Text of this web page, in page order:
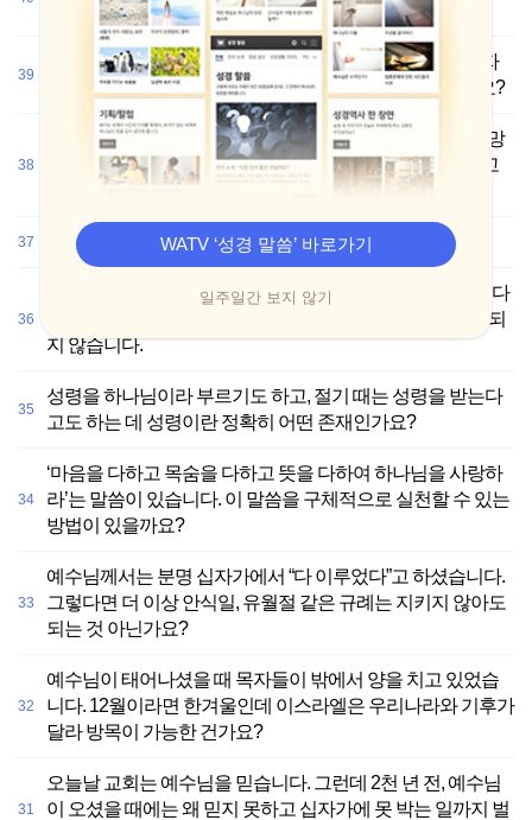
WATV ‘성경 말씀’ 바로가기
일주일간 보지 않기
다. 복음이란 무엇인가요?
39
구약성경에는 예수님의 이름이 한 번도 나오지 않는데 제자
들은 어떻게 예수님이 그리스도이신 줄 알아보고 믿었나요?
38
성경을 보면 예수님께서 “하나님을 헛되이 경배한다”고 책망
하시는 장면이 나옵니다. 하나님을 경배하는데 왜 헛되다고
하셨나요?
37 하나님의 교회를 시온이라고도 하던데 이유가 있나요?
36
예수님께서 다시 오실 때는 구름을 타고 ‘영광’ 중에 임하신다
고 하셨는데, 평범한 육체의 모습으로 오신다니 잘 이해가 되
지 않습니다.
35
성령을 하나님이라 부르기도 하고, 절기 때는 성령을 받는다
고도 하는 데 성령이란 정확히 어떤 존재인가요?
34
‘마음을 다하고 목숨을 다하고 뜻을 다하여 하나님을 사랑하
라’는 말씀이 있습니다. 이 말씀을 구체적으로 실천할 수 있는
방법이 있을까요?
33
예수님께서는 분명 십자가에서 “다 이루었다”고 하셨습니다.
그렇다면 더 이상 안식일, 유월절 같은 규례는 지키지 않아도
되는 것 아닌가요?
32
예수님이 태어나셨을 때 목자들이 밖에서 양을 치고 있었습
니다. 12월이라면 한겨울인데 이스라엘은 우리나라와 기후가
달라 방목이 가능한 건가요?
31
오늘날 교회는 예수님을 믿습니다. 그런데 2천 년 전, 예수님
이 오셨을 때에는 왜 믿지 못하고 십자가에 못 박는 일까지 벌